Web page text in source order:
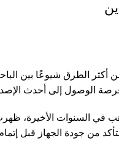
الطرق شيوعًا بين
الوصول إلى أحدث
السنوات الأخيرة،
من جودة الجهاز قبل